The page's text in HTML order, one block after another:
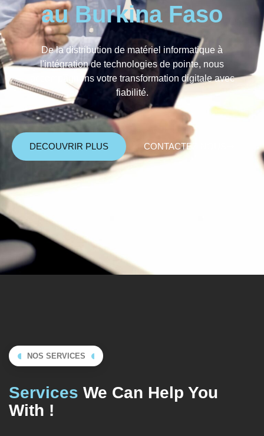
au Burkina Faso
De la distribution de matériel informatique à
l'intégration de technologies de pointe, nous
accompagnons votre transformation digitale avec
fiabilité.
DECOUVRIR PLUS CONTACTEZ-NOUS
NOS SERVICES
Services We Can Help You
With !